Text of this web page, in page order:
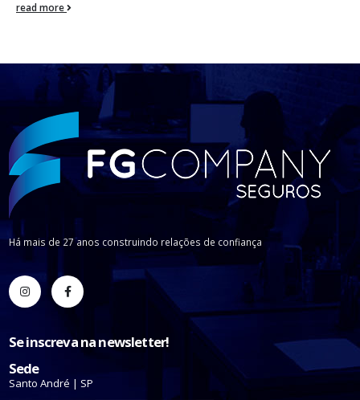
read more
Há mais de 27 anos construindo relações de confiança
Se inscreva na newsletter!
Sede
Santo André | SP